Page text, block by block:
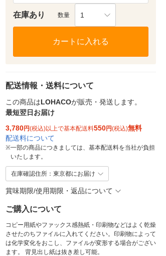
在庫あり 数量 1
カートに入れる
配送情報・送料について
この商品はLOHACOが販売・発送します。
最短翌日お届け
3,780円(税込)以上で基本配送料550円(税込)無料
配送料について
※一部の商品につきましては、基本配送料を当社が負担
いたします。
在庫確認住所：東京都にお届け
賞味期限/使用期限・返品について
ご購入について
コピー用紙やファックス感熱紙・印刷物などはよく乾燥
させたのちファイルに入れてください。印刷物によって
は化学変化をおこし、ファイルが変形する場合がござい
ます。 背見出し紙は抜き差し可能。